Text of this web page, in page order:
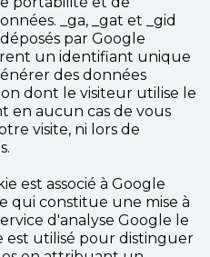
_ga, _gat et _gid
par Google
un identifiant unique
des données
dont le visiteur utilise le
en aucun cas de vous
visite, ni lors de
est associé à Google
qui constitue une mise à
d'analyse Google le
est utilisé pour distinguer